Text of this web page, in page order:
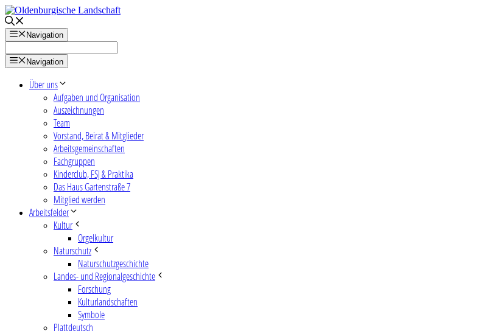
Zum
Inhalt
springenNavigation
Navigation
Über uns
Aufgaben und Organisation
Auszeichnungen
Team
Vorstand, Beirat & Mitglieder
Arbeitsgemeinschaften
Fachgruppen
Kinderclub, FSJ & Praktika
Das Haus Gartenstraße 7
Mitglied werden
Arbeitsfelder
Kultur
Orgelkultur
Naturschutz
Naturschutzgeschichte
Landes- und Regionalgeschichte
Forschung
Kulturlandschaften
Symbole
Plattdeutsch